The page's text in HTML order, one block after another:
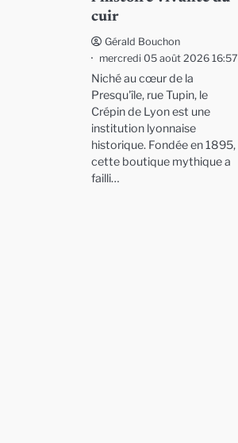
cuir
Gérald Bouchon
mercredi 05 août 2026 16:57
Niché au cœur de la
Presqu'île, rue Tupin, le
Crépin de Lyon est une
institution lyonnaise
historique. Fondée en 1895,
cette boutique mythique a
failli…